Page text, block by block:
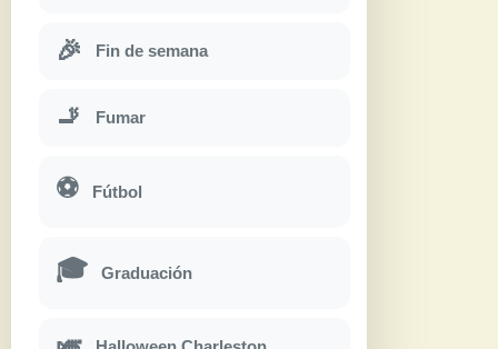
🎉 Fin de semana
🚬 Fumar
⚽ Fútbol
🎓 Graduación